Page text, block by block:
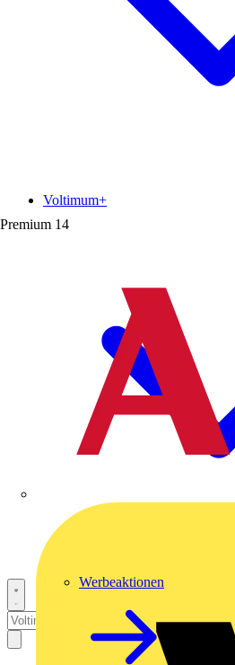
Premium 14
Voltimum+
Werbeaktionen